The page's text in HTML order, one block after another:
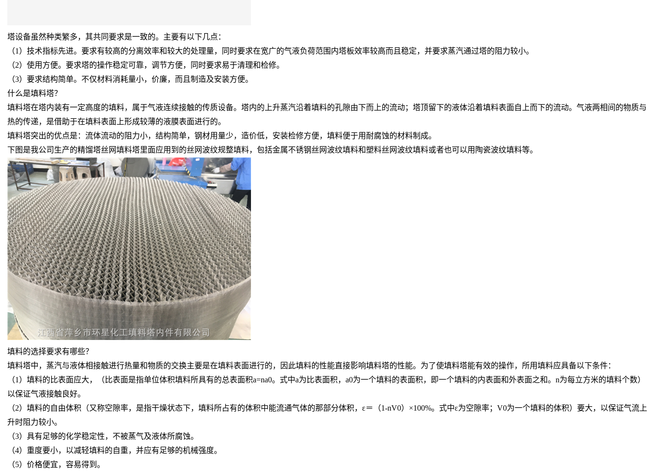
塔设备虽然种类繁多，其共同要求是一致的。主要有以下几点：
（1）技术指标先进。要求有较高的分离效率和较大的处理量，同时要求在宽广的气液负荷范围内塔板效率较高而且稳定，并要求蒸汽通过塔的阻力较小。
（2）使用方便。要求塔的操作稳定可靠，调节方便，同时要求易于清理和检修。
（3）要求结构简单。不仅材料消耗量小，价廉，而且制造及安装方便。
什么是填料塔？
填料塔在塔内装有一定高度的填料，属于气液连续接触的传质设备。塔内的上升蒸汽沿着填料的孔隙由下而上的流动；塔顶留下的液体沿着填料表面自上而下的流动。气液两相间的物质与
热的传递，是借助于在填料表面上形成较薄的液膜表面进行的。
填料塔突出的优点是：流体流动的阻力小，结构简单，钢材用量少，造价低，安装检修方便，填料便于用耐腐蚀的材料制成。
下图是我公司生产的精馏塔丝网填料塔里面应用到的丝网波纹规整填料，包括金属不锈钢丝网波纹填料和塑料丝网波纹填料或者也可以用陶瓷波纹填料等。
填料的选择要求有哪些？
填料塔中，蒸汽与液体相接触进行热量和物质的交换主要是在填料表面进行的，因此填料的性能直接影响填料塔的性能。为了使填料塔能有效的操作，所用填料应具备以下条件：
（1）填料的比表面应大，（比表面是指单位体积填料所具有的总表面积a=na0。式中a为比表面积，a0为一个填料的表面积，即一个填料的内表面和外表面之和。n为每立方米的填料个数）
以保证气液接触良好。
（2）填料的自由体积（又称空隙率，是指干燥状态下，填料所占有的体积中能流通气体的那部分体积，ε＝（1-nV0）×100%。式中ε为空隙率；V0为一个填料的体积）要大，以保证气流上
升时阻力较小。
（3）具有足够的化学稳定性，不被蒸气及液体所腐蚀。
（4）重度要小，以减轻填料的自重，并应有足够的机械强度。
（5）价格便宜，容易得到。